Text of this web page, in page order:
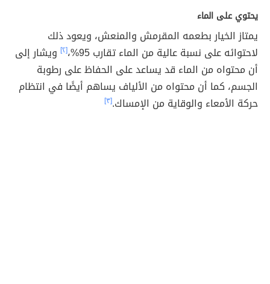
يحتوي على الماء
يمتاز الخيار بطعمه المقرمش والمنعش، ويعود ذلك
لاحتوائه على نسبة عالية من الماء تقارب 95%،
[٢]
ويشار إلى
أن محتواه من الماء قد يساعد على الحفاظ على رطوبة
الجسم، كما أن محتواه من الألياف يساهم أيضًا في انتظام
حركة الأمعاء والوقاية من الإمساك.[٣]